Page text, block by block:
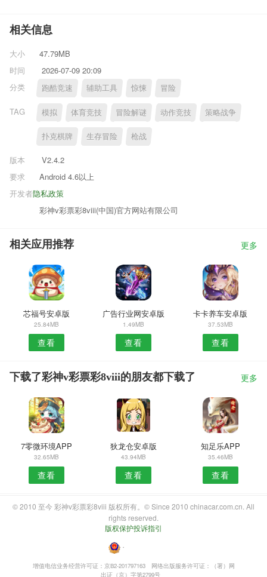
相关信息
大小
47.79MB
时间
2026-07-09 20:09
分类
跑酷竞速 辅助工具 惊悚 冒险
TAG 模拟 体育竞技 冒险解谜 动作竞技 策略战争
扑克棋牌 生存冒险 枪战
版本
V2.4.2
要求
Android 4.6以上
隐私政策
开发者
彩神v彩票彩8viii(中国)官方网站有限公司
相关应用推荐 更多
芯福号安卓版
25.84MB
查看
广告行业网安卓版
1.49MB
查看
卡卡养车安卓版
37.53MB
查看
下载了彩神v彩票彩8viii的朋友都下载了 更多
7零微环境APP
32.65MB
查看
狄龙仓安卓版
43.94MB
查看
知足乐APP
35.46MB
查看
© 2010 至今 彩神v彩票彩8viii 版权所有。© Since 2010 chinacar.com.cn. All
rights reserved.
版权保护投诉指引
・
增值电信业务经营许可证：京B2-201797163
网络出版服务许可证：（署）网
出证（京）字第2799号